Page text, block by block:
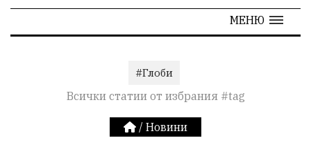
МЕНЮ
#Глоби
Всички статии от избрания #tag
/ Новини